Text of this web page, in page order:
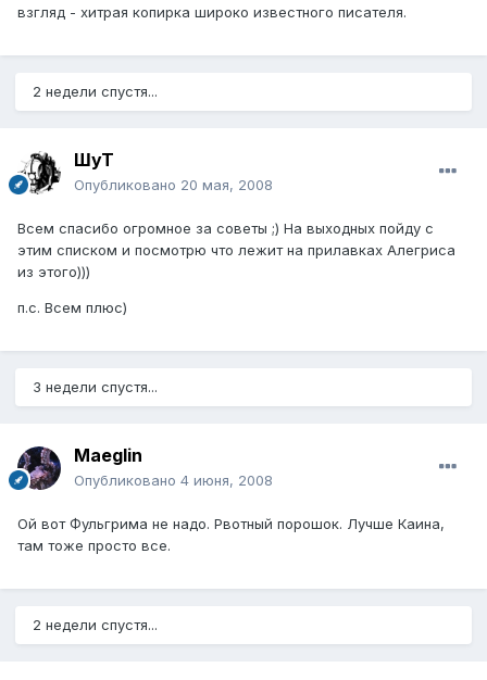
взгляд - хитрая копирка широко известного писателя.
2 недели спустя...
ШуТ
Опубликовано 20 мая, 2008
Всем спасибо огромное за советы ;) На выходных пойду с
этим списком и посмотрю что лежит на прилавках Алегриса
из этого)))
п.с. Всем плюс)
3 недели спустя...
Maeglin
Опубликовано 4 июня, 2008
Ой вот Фульгрима не надо. Рвотный порошок. Лучше Каина,
там тоже просто все.
2 недели спустя...